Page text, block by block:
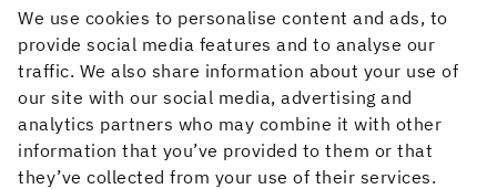
We use cookies to personalise content and ads, to
provide social media features and to analyse our
traffic. We also share information about your use of
our site with our social media, advertising and
analytics partners who may combine it with other
information that you’ve provided to them or that
they’ve collected from your use of their services.
BRANDEGENSKAPER